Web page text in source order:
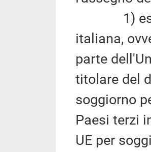
1)
italiana,
parte
titolare del
soggiorno
Paesi terzi
UE per